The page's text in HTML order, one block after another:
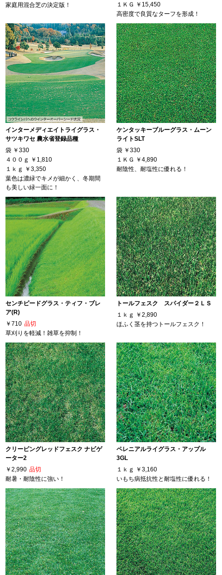
家庭用混合芝の決定版！
１ＫＧ ￥15,450
高密度で良質なターフを形成！
インターメディエイトライグラス・
サツキワセ 農水省登録品種
袋 ￥330
４００ｇ
￥1,810
１ｋｇ
￥3,350
葉色は濃緑でキメが細かく、冬期間
も美しい緑一面に！
ケンタッキーブルーグラス・ムーン
ライトSLT
袋 ￥330
１ＫＧ ￥4,890
耐陰性、耐塩性に優れる！
センチピードグラス・ティフ・ブレ
ア(R)
￥710 品切
草刈りを軽減！雑草を抑制！
トールフェスク スパイダー２ＬＳ
１ｋｇ
￥2,890
ほふく茎を持つトールフェスク！
クリーピングレッドフェスク ナビゲ
ーター2
￥2,990 品切
耐暑・耐陰性に強い！
ペレニアルライグラス・アップル
3GL
１ｋｇ
￥3,160
いもち病抵抗性と耐塩性に優れる！